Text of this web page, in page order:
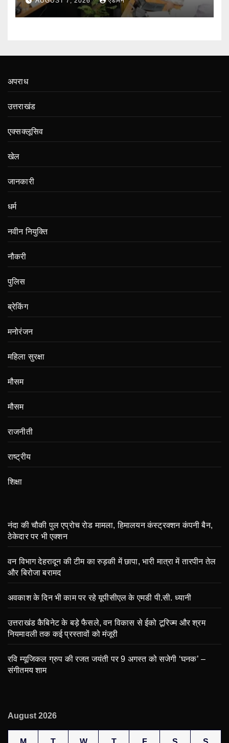
अपराध
उत्तराखंड
एक्सक्लूसिव
खेल
जानकारी
धर्म
नवीन नियुक्ति
नौकरी
पुलिस
ब्रेकिंग
मनोरंजन
महिला सुरक्षा
मौसम
मौसम
राजनीती
राष्ट्रीय
शिक्षा
नंदा की चौकी पुल एप्रोच रोड मामला, हिमालयन कंस्ट्रक्शन कंपनी बैन,
ठेकेदार पर भी एक्शन
वन विभाग देहरादून की टीम का रुड़की में छापा, भारी मात्रा में तारपीन तेल
और बिरोजा बरामद
अवकाश के दिन भी काम पर रहे यूपीसीएल के एमडी पी.सी. ध्यानी
उत्तराखंड कैबिनेट के बड़े फैसले, वन विकास से ईको टूरिज्म और श्रम
नियमावली तक कई प्रस्तावों को मंजूरी
रवि म्यूजिकल ग्रुप की रजत जयंती पर 9 अगस्त को सजेगी ‘घनक’ –
संगीतमय शाम
August 2026